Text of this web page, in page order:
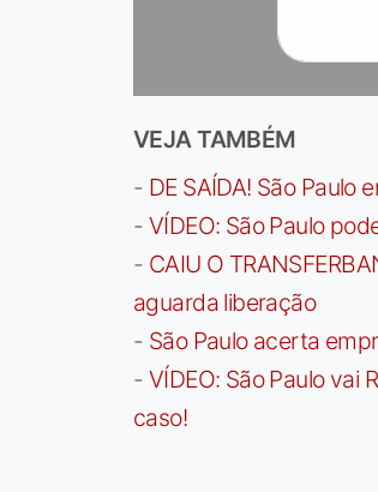
VEJA TAMBÉM
- DE SAÍDA! São Paulo
- VÍDEO: São Paulo
- CAIU O
aguarda liberação
- São Paulo acerta
- VÍDEO: São Paulo vai
caso!